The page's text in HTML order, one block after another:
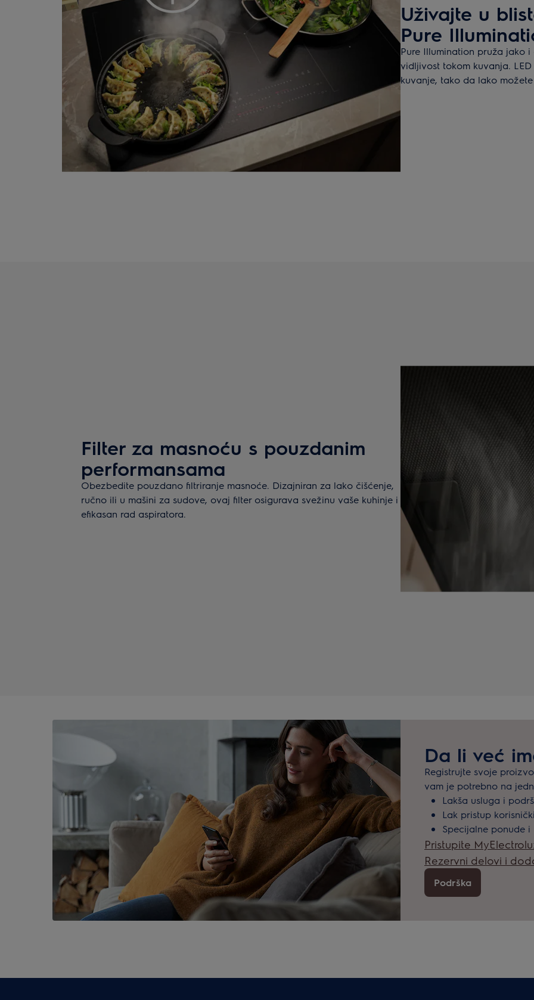
Uživajte u
Pure
Pure Illumination pruža jako
vidljivost tokom kuvanja.
kuvanje, tako da lako
Filter za masnoću s pouzdanim
performansama
Obezbedite pouzdano filtriranje masnoće. Dizajniran za lako čišćenje,
ručno ili u mašini za sudove, ovaj filter osigurava svežinu vaše kuhinje i
efikasan rad aspiratora.
Da li već
Registrujte svoje
vam je potrebno na
Lakša usluga i
Lak pristup
Specijalne ponude i
Pristupite
Rezervni delovi i
Podrška